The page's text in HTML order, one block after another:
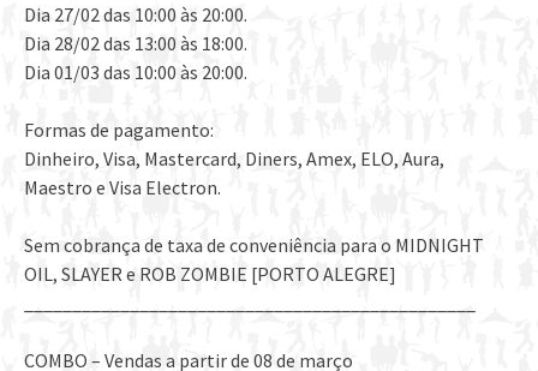
Dia 27/02 das 10:00 às 20:00.
Dia 28/02 das 13:00 às 18:00.
Dia 01/03 das 10:00 às 20:00.
Formas de pagamento:
Dinheiro, Visa, Mastercard, Diners, Amex, ELO, Aura,
Maestro e Visa Electron.
Sem cobrança de taxa de conveniência para o MIDNIGHT
OIL, SLAYER e ROB ZOMBIE [PORTO ALEGRE]
COMBO – Vendas a partir de 08 de março